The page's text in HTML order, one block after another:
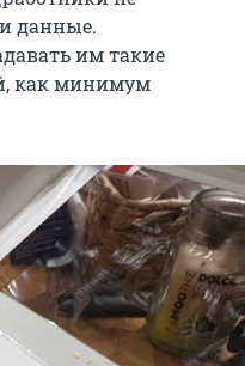
данные.
им такие
как минимум